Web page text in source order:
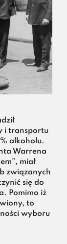
i transportu
alkoholu.
Warrena
miał
związanych
się do
Pomimo iż
to
wyboru